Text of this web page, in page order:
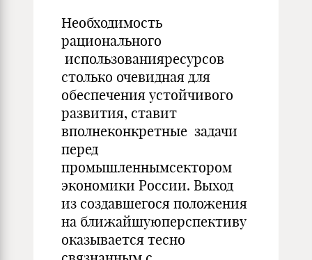
Необходимость
рационального
использованияресурсов
столько очевидная для
обеспечения устойчивого
развития, ставит
вполнеконкретные задачи
перед
промышленнымсектором
экономики России. Выход
из создавшегося положения
на ближайшуюперспективу
оказывается тесно